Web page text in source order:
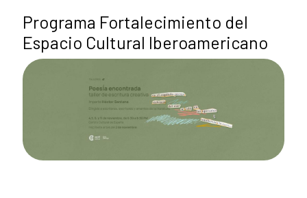
Programa Fortalecimiento del
Espacio Cultural Iberoamericano